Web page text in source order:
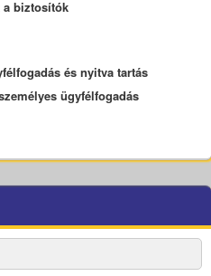
a biztosítók
és nyitva tartás
ügyfélfogadás